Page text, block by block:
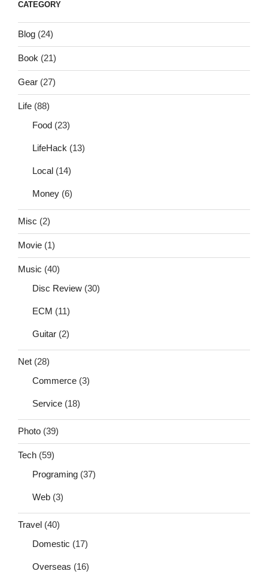
CATEGORY
Blog (24)
Book (21)
Gear (27)
Life (88)
Food (23)
LifeHack (13)
Local (14)
Money (6)
Misc (2)
Movie (1)
Music (40)
Disc Review (30)
ECM (11)
Guitar (2)
Net (28)
Commerce (3)
Service (18)
Photo (39)
Tech (59)
Programing (37)
Web (3)
Travel (40)
Domestic (17)
Overseas (16)